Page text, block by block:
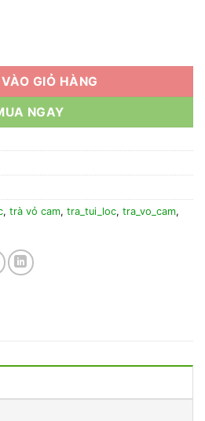
Rẻ số lượng
GIỎ HÀNG
NGAY
, trà vỏ cam, tra_tui_loc, tra_vo_cam,